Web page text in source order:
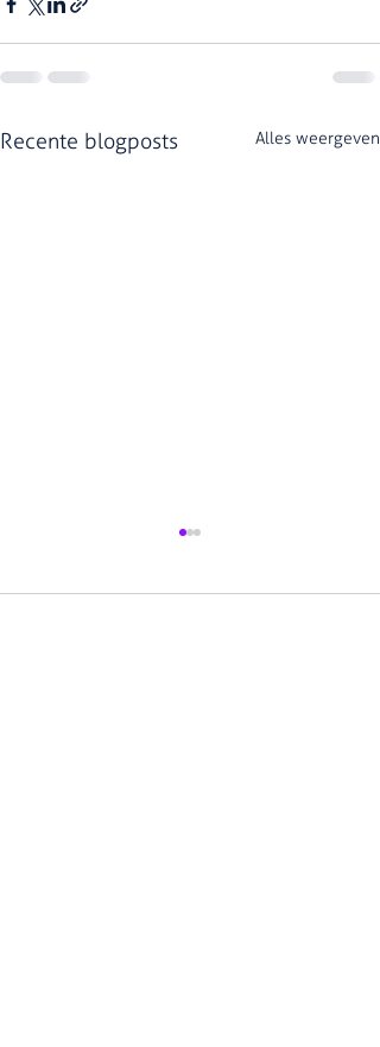
Recente blogposts Alles weergeven